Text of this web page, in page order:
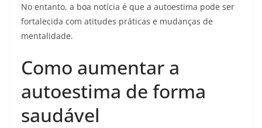
No entanto, a boa notícia é que a autoestima pode ser
fortalecida com atitudes práticas e mudanças de
mentalidade.
Como aumentar a
autoestima de forma
saudável